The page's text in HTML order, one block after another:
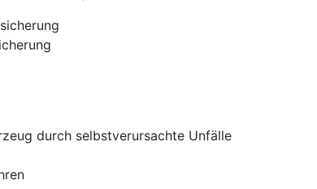
durch selbstverursachte Unfälle